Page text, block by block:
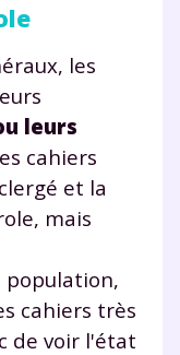
les
leurs
cahiers
et la
mais
population,
cahiers très
de voir l'état